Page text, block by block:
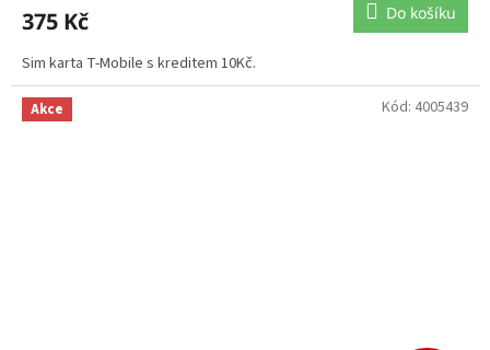
375 Kč Do košíku
Sim karta T-Mobile s kreditem 10Kč.
Akce Kód: 4005439